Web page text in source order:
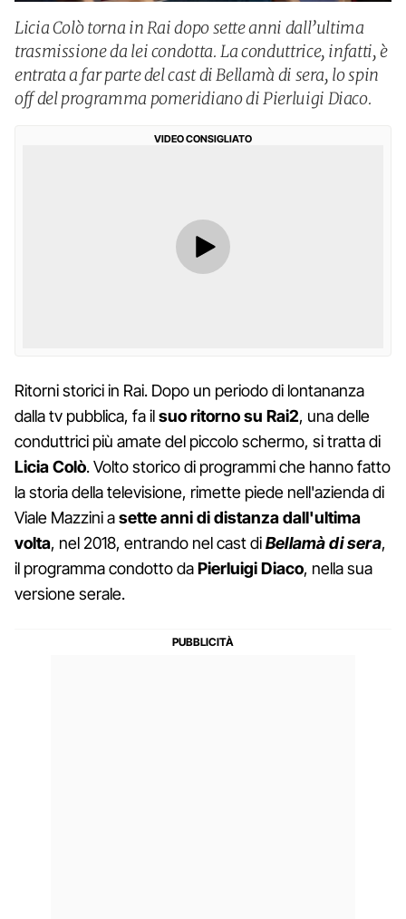
Licia Colò torna in Rai dopo sette anni dall’ultima
trasmissione da lei condotta. La conduttrice, infatti, è
entrata a far parte del cast di Bellamà di sera, lo spin
off del programma pomeridiano di Pierluigi Diaco.
VIDEO CONSIGLIATO
Ritorni storici in Rai. Dopo un periodo di lontananza
dalla tv pubblica, fa ilsuo ritorno su Rai2, una delle
conduttrici più amate del piccolo schermo, si tratta di
Licia Colò. Volto storico di programmi che hanno fatto
la storia della televisione, rimette piede nell'azienda di
Viale Mazzini asette anni di distanza dall'ultima
volta, nel 2018, entrando nel cast diBellamà di sera,
il programma condotto daPierluigi Diaco, nella sua
versione serale.